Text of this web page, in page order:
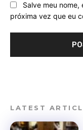
Salve meu
próxima vez que eu
LATEST